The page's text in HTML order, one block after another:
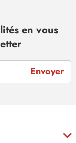
en vous
Envoyer